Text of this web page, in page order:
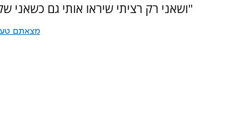
"ושאני רק רציתי שיראו אותי גם
מצאתם